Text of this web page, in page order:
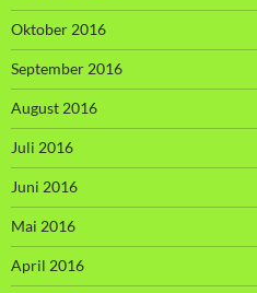
Oktober 2016
September 2016
August 2016
Juli 2016
Juni 2016
Mai 2016
April 2016